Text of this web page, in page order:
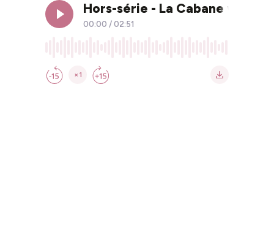
Hors-série - La Cabane vocale
00:00 / 02:51
×1